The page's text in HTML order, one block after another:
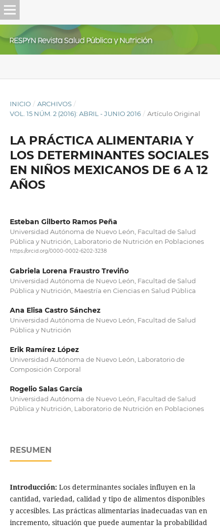
INICIO / ARCHIVOS /
VOL. 15 NÚM. 2 (2016): ABRIL - JUNIO 2016 / Artículo Original
LA PRÁCTICA ALIMENTARIA Y
LOS DETERMINANTES SOCIALES
EN NIÑOS MEXICANOS DE 6 A 12
AÑOS
Esteban Gilberto Ramos Peña
Universidad Autónoma de Nuevo León, Facultad de Salud
Pública y Nutrición, Laboratorio de Nutrición en Poblaciones
https://orcid.org/0000-0002-6202-3238
Gabriela Lorena Fraustro Treviño
Universidad Autónoma de Nuevo León, Facultad de Salud
Pública y Nutrición, Maestría en Ciencias en Salud Pública
Ana Elisa Castro Sánchez
Universidad Autónoma de Nuevo León, Facultad de Salud
Pública y Nutrición
Erik Ramírez López
Universidad Autónoma de Nuevo León, Laboratorio de
Composición Corporal
Rogelio Salas García
Universidad Autónoma de Nuevo León, Facultad de Salud
Pública y Nutrición, Laboratorio de Nutrición en Poblaciones
RESUMEN
Introducción:Los determinantes sociales influyen en la
cantidad, variedad, calidad y tipo de alimentos disponibles
y accesibles. Las prácticas alimentarias inadecuadas van en
incremento, situación que puede aumentar la probabilidad